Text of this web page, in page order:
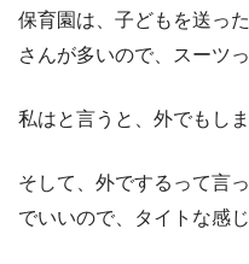
保育園は、子どもを送っ
さんが多いので、スーツ
私はと言うと、外でもし
そして、外でするって言
でいいので、タイトな感